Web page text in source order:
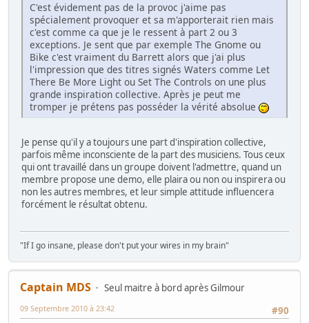
C'est évidement pas de la provoc j'aime pas
spécialement provoquer et sa m'apporterait rien mais
c'est comme ca que je le ressent à part 2 ou 3
exceptions. Je sent que par exemple The Gnome ou
Bike c'est vraiment du Barrett alors que j'ai plus
l'impression que des titres signés Waters comme Let
There Be More Light ou Set The Controls on une plus
grande inspiration collective. Après je peut me
tromper je prétens pas posséder la vérité absolue
Je pense qu'il y a toujours une part d'inspiration collective,
parfois même inconsciente de la part des musiciens. Tous ceux
qui ont travaillé dans un groupe doivent l'admettre, quand un
membre propose une demo, elle plaira ou non ou inspirera ou
non les autres membres, et leur simple attitude influencera
forcément le résultat obtenu.
"If I go insane, please don't put your wires in my brain"
Captain MDS
Seul maitre à bord après Gilmour
#90
09 Septembre 2010 à 23:42